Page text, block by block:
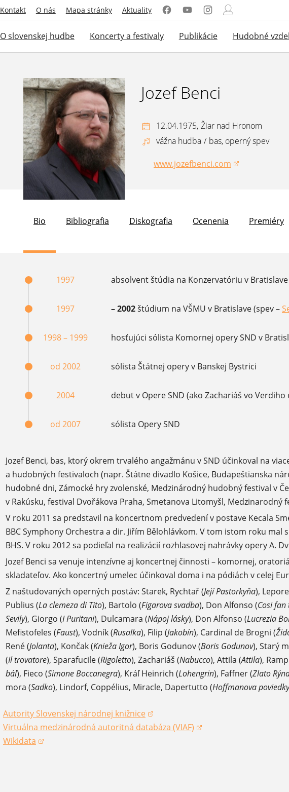
Kontakt O nás Mapa stránky Aktuality
O slovenskej hudbe Koncerty a festivaly Publikácie Hudobné
Jozef Benci
12.04.1975, Žiar nad Hronom
vážna hudba / bas, operný spev
www.jozefbenci.com
(otvorí sa v novom okne)
Bio Bibliografia Diskografia Ocenenia Premiéry
1997 absolvent štúdia na Konzervatóriu v Bratislave
1997 – 2002štúdium na VŠMU v Bratislave (spev –
1998 – 1999 hosťujúci sólista Komornej opery SND v
od 2002 sólista Štátnej opery v Banskej Bystrici
2004 debut v Opere SND (ako Zachariáš vo
od 2007 sólista Opery SND
Jozef Benci, bas, ktorý okrem trvalého angažmánu v SND účinkoval na
a hudobných festivaloch (napr. Štátne divadlo Košice, Budapeštianska
hudobné dni, Zámocké hry zvolenské, Medzinárodný hudobný festival v
v Rakúsku, festival Dvořákova Praha, Smetanova Litomyšl, Medzinarodný
V roku 2011 sa predstavil na koncertnom predvedení v postave Kecala
BBC Symphony Orchestra a dir. Jiřím Bělohlávkom. V tom istom roku
BHS. V roku 2012 sa podieľal na realizácií rozhlasovej nahrávky opery A.
Jozef Benci sa venuje intenzívne aj koncertnej činnosti – komornej,
skladateľov. Ako koncertný umelec účinkoval doma i na pódiách v celej
Z naštudovaných operných postáv: Starek, Rychtař (Její Pastorkyňa),
Publius (La clemeza di Tito), Bartolo (Figarova svadba), Don Alfonso (Cosi fan
Sevily), Giorgo (I Puritani), Dulcamara (Nápoj lásky), Don Alfonso (Lucrezia
Mefistofeles (Faust), Vodník (Rusalka), Filip (Jakobín), Cardinal de Brogni (
René (Jolanta), Končak (Knieža Igor), Boris Godunov (Boris Godunov), Starý
(Il trovatore), Sparafucile (Rigoletto), Zachariáš (Nabucco), Attila (Attila),
bál), Fieco (Simone Boccanegra), Kráľ Heinrich (Lohengrin), Faffner (Zlato
mora (Sadko), Lindorf, Coppélius, Miracle, Dapertutto (Hoffmanova poviedky
Autority Slovenskej národnej knižnice
(otvorí sa v novom okne)
Virtuálna medzinárodná autoritná databáza (VIAF)
(otvorí sa v novom okne)
Wikidata
(otvorí sa v novom okne)